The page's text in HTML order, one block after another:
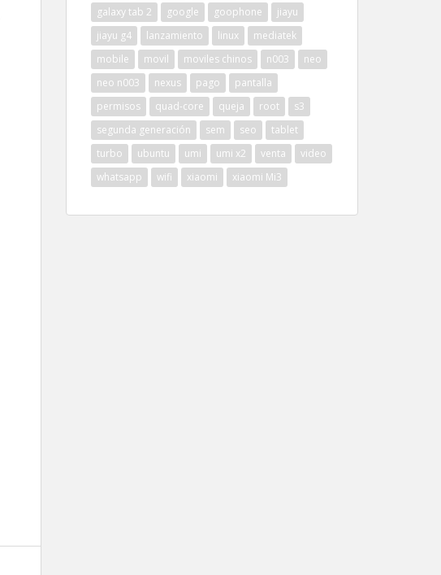
galaxy tab 2
google goophone
jiayu
jiayu g4
lanzamiento linux
mediatek
mobile
movil moviles chinos n003
neo
neo n003
nexus pago
pantalla
permisos
quad-core queja root
s3
segunda generación
sem seo
tablet
turbo
ubuntu umi umi x2 venta
video
whatsapp
wifi xiaomi xiaomi Mi3